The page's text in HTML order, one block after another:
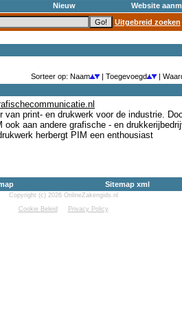
Nieuw Website
Uitgebreid zoeken
Sorteer op: Naam | Toegevoegd
|
print- en drukwerk voor de industrie.
aan andere grafische - en
herbergt PIM een enthousiast
Sitemap xml
Copyright (c) 2026 OnlineZakengids.nl
Cookie Beleid
Privacy Policy